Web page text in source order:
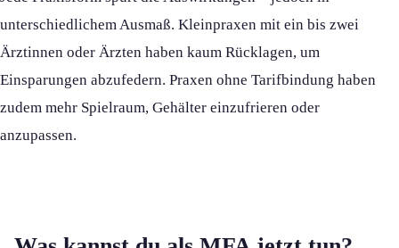
unterschiedlichem Ausmaß. Kleinpraxen mit ein bis zwei
Ärztinnen oder Ärzten haben kaum Rücklagen, um
Einsparungen abzufedern. Praxen ohne Tarifbindung haben
zudem mehr Spielraum, Gehälter einzufrieren oder
anzupassen.